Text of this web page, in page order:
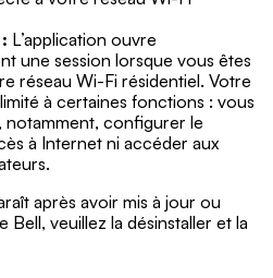
L’application ouvre
une session lorsque vous êtes
réseau Wi-Fi résidentiel. Votre
à certaines fonctions : vous
notamment, configurer le
à Internet ni accéder aux
après avoir mis à jour ou
Bell, veuillez la désinstaller et la